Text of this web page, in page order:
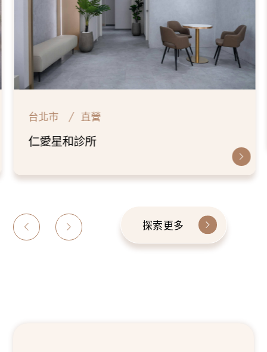
台北市 直營
仁愛星和診所
探索更多